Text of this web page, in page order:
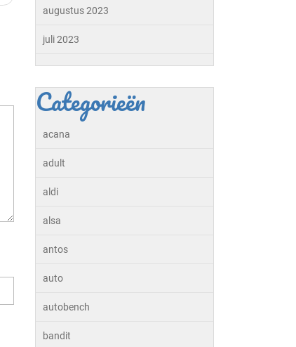
augustus 2023
juli 2023
Categorieën
acana
adult
aldi
alsa
antos
auto
autobench
bandit